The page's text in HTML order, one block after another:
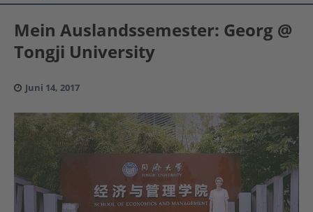
Mein Auslandssemester: Georg @
Tongji University
Juni 14, 2017